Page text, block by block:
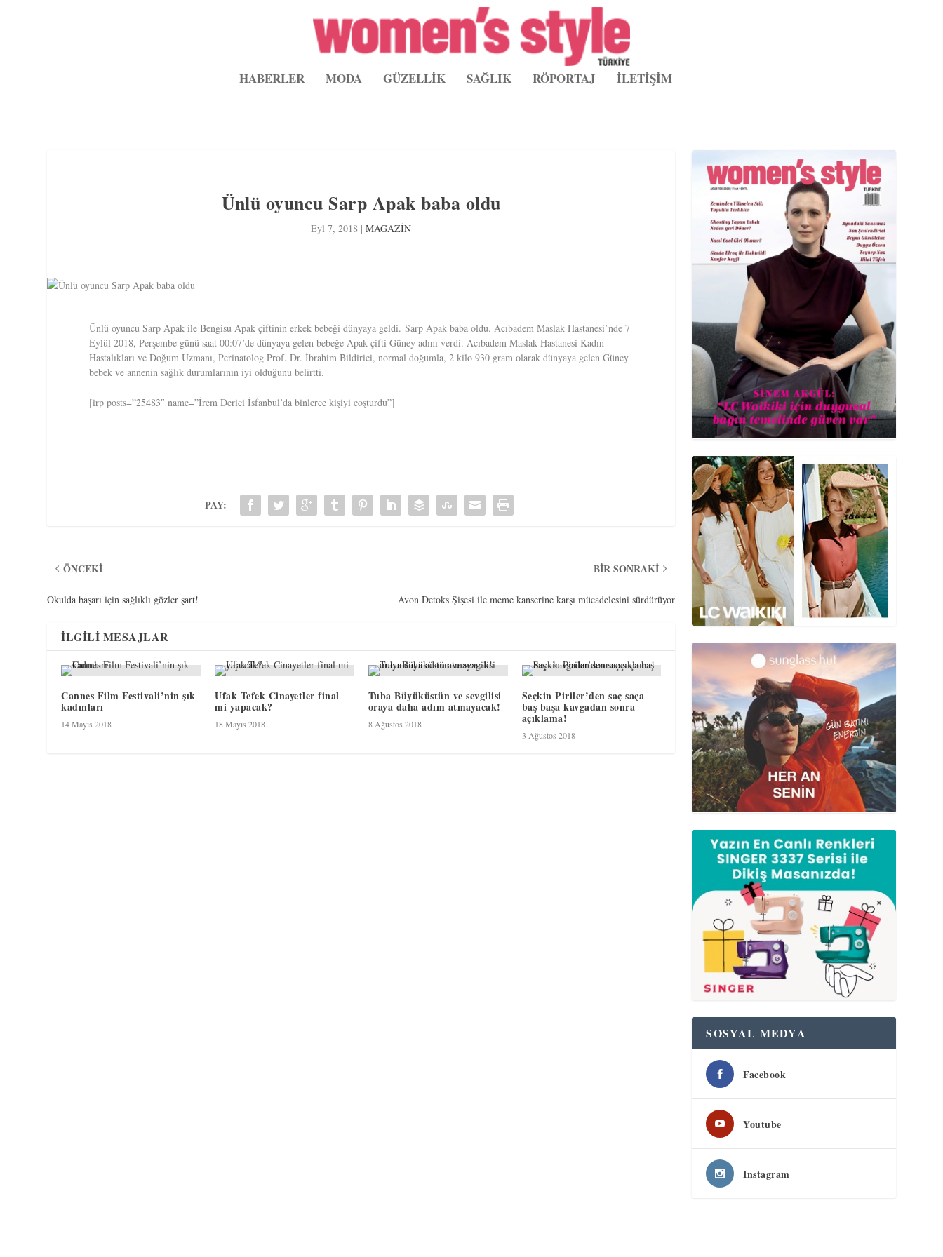
HABERLER MODA GÜZELLİK SAĞLIK RÖPORTAJ İLETİŞİM
Ünlü oyuncu Sarp Apak baba oldu
Eyl 7, 2018 |MAGAZİN
Ünlü oyuncu Sarp Apak ile Bengisu Apak çiftinin erkek bebeği dünyaya geldi. Sarp Apak baba oldu. Acıbadem Maslak Hastanesi’nde 7
Eylül 2018, Perşembe günü saat 00:07’de dünyaya gelen bebeğe Apak çifti Güney adını verdi. Acıbadem Maslak Hastanesi Kadın
Hastalıkları ve Doğum Uzmanı, Perinatolog Prof. Dr. İbrahim Bildirici, normal doğumla, 2 kilo 930 gram olarak dünyaya gelen Güney
bebek ve annenin sağlık durumlarının iyi olduğunu belirtti.
[irp posts=”25483″ name=”İrem Derici İsfanbul’da binlerce kişiyi coşturdu”]
PAY:
ÖNCEKI
Okulda başarı için sağlıklı gözler şart!
BIR SONRAKI
Avon Detoks Şişesi ile meme kanserine karşı mücadelesini sürdürüyor
İLGILI MESAJLAR
Cannes Film Festivali’nin şık
kadınları
14 Mayıs 2018
Ufak Tefek Cinayetler final
mi yapacak?
18 Mayıs 2018
Tuba Büyüküstün ve sevgilisi
oraya daha adım atmayacak!
8 Ağustos 2018
Seçkin Piriler’den saç saça
baş başa kavgadan sonra
açıklama!
3 Ağustos 2018
SOSYAL MEDYA
Facebook
Youtube
Instagram